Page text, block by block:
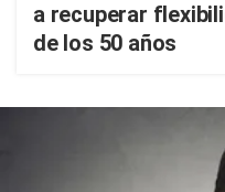
a recuperar
de los 50 años